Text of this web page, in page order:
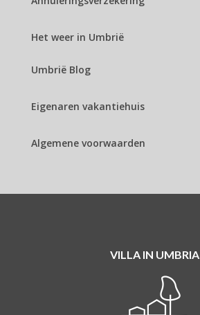
Het weer in Umbrië
Umbrië Blog
Eigenaren vakantiehuis
Algemene voorwaarden
VILLA IN UMBRIA